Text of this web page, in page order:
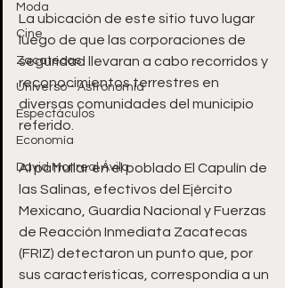
Moda
Cine
Zacatecas
Universo - Astronomía
Espectáculos
Economía
David Monreal Ávila
La ubicación de este sitio tuvo lugar
luego de que las corporaciones de
seguridad llevaran a cabo recorridos y
reconocimientos terrestres en
diversas comunidades del municipio
referido.
Al patrullar en el poblado El Capulín de
las Salinas, efectivos del Ejército
Mexicano, Guardia Nacional y Fuerzas
de Reacción Inmediata Zacatecas
(FRIZ) detectaron un punto que, por
sus características, correspondía a un